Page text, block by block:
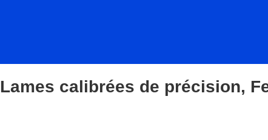
Lames calibrées de précision,